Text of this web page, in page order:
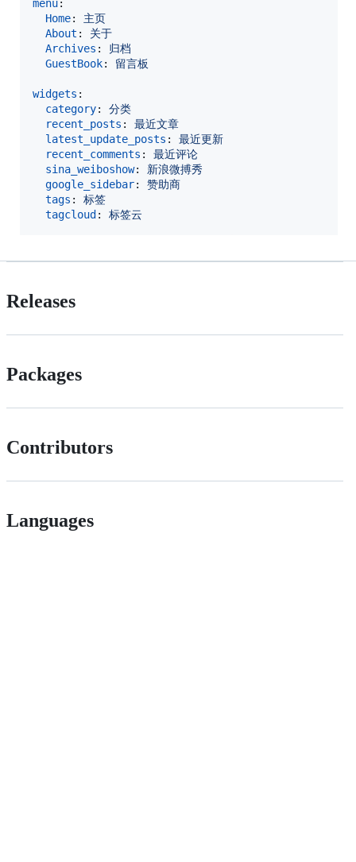
menu:
Home: 主页
About : 关于
Archives : 归档
GuestBook: 留言板
widgets :
category: 分类
recent_posts : 最近文章
latest_update_posts : 最近更新
recent_comments : 最近评论
sina_weiboshow: 新浪微搏秀
google_sidebar: 赞助商
tags : 标签
tagcloud : 标签云
Releases
Packages
Contributors
Languages